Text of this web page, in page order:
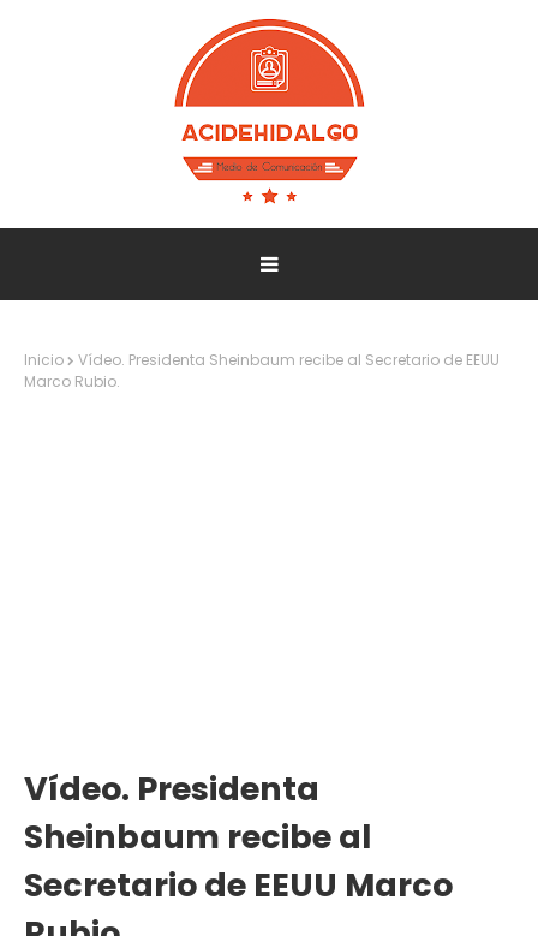
Inicio
Vídeo. Presidenta Sheinbaum recibe al Secretario de EEUU
Marco Rubio.
Vídeo. Presidenta
Sheinbaum recibe al
Secretario de EEUU Marco